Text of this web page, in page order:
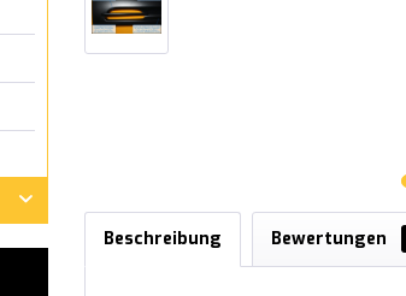
Beschreibung Bewertungen